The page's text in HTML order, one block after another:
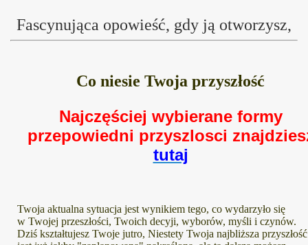
Fascynująca opowieść, gdy ją otworzysz,
Co niesie Twoja przyszłość
Najczęściej wybierane formy
przepowiedni przyszlosci
tutaj
Twoja aktualna sytuacja jest wynikiem tego, co wydarzyło się
w Twojej przeszłości, Twoich decyji, wyborów, myśli i czynów.
Dziś kształtujesz Twoje jutro, Niestety Twoja najbliższa przyszłość